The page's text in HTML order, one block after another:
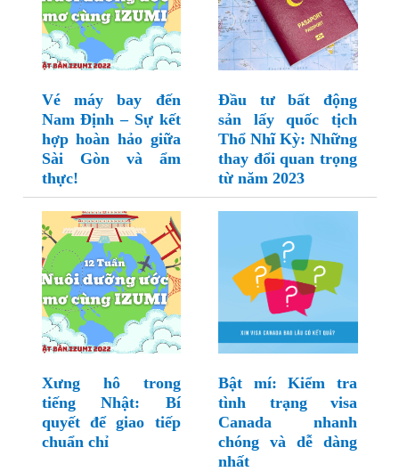
Vé máy bay đến
Nam Định – Sự kết
hợp hoàn hảo giữa
Sài Gòn và ẩm
thực!
Đầu tư bất động
sản lấy quốc tịch
Thổ Nhĩ Kỳ: Những
thay đổi quan trọng
từ năm 2023
Xưng hô trong
tiếng Nhật: Bí
quyết để giao tiếp
chuẩn chỉ
Bật mí: Kiểm tra
tình trạng visa
Canada nhanh
chóng và dễ dàng
nhất